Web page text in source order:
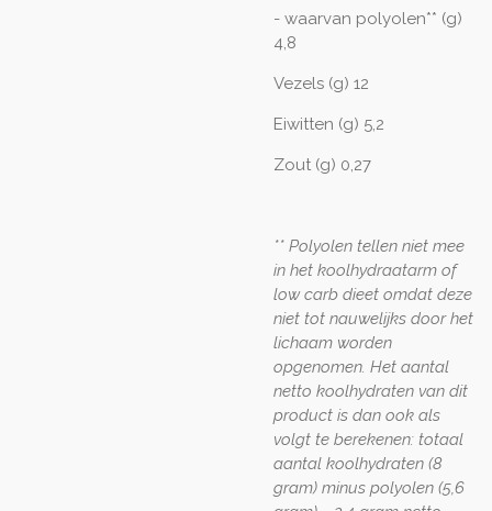
- waarvan polyolen** (g)
4,8
Vezels (g) 12
Eiwitten (g) 5,2
Zout (g) 0,27
** Polyolen tellen niet mee
in het koolhydraatarm of
low carb dieet omdat deze
niet tot nauwelijks door het
lichaam worden
opgenomen. Het aantal
netto koolhydraten van dit
product is dan ook als
volgt te berekenen: totaal
aantal koolhydraten (8
gram) minus polyolen (5,6